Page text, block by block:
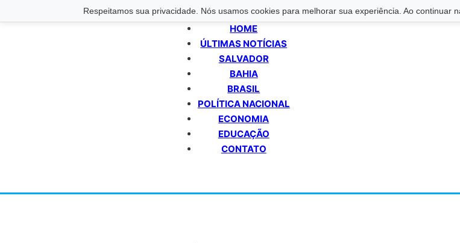
Respeitamos sua privacidade. Nós usamos cookies para melhorar sua experiência. Ao continuar
HOME
ÚLTIMAS NOTÍCIAS
SALVADOR
BAHIA
BRASIL
POLÍTICA NACIONAL
ECONOMIA
EDUCAÇÃO
CONTATO